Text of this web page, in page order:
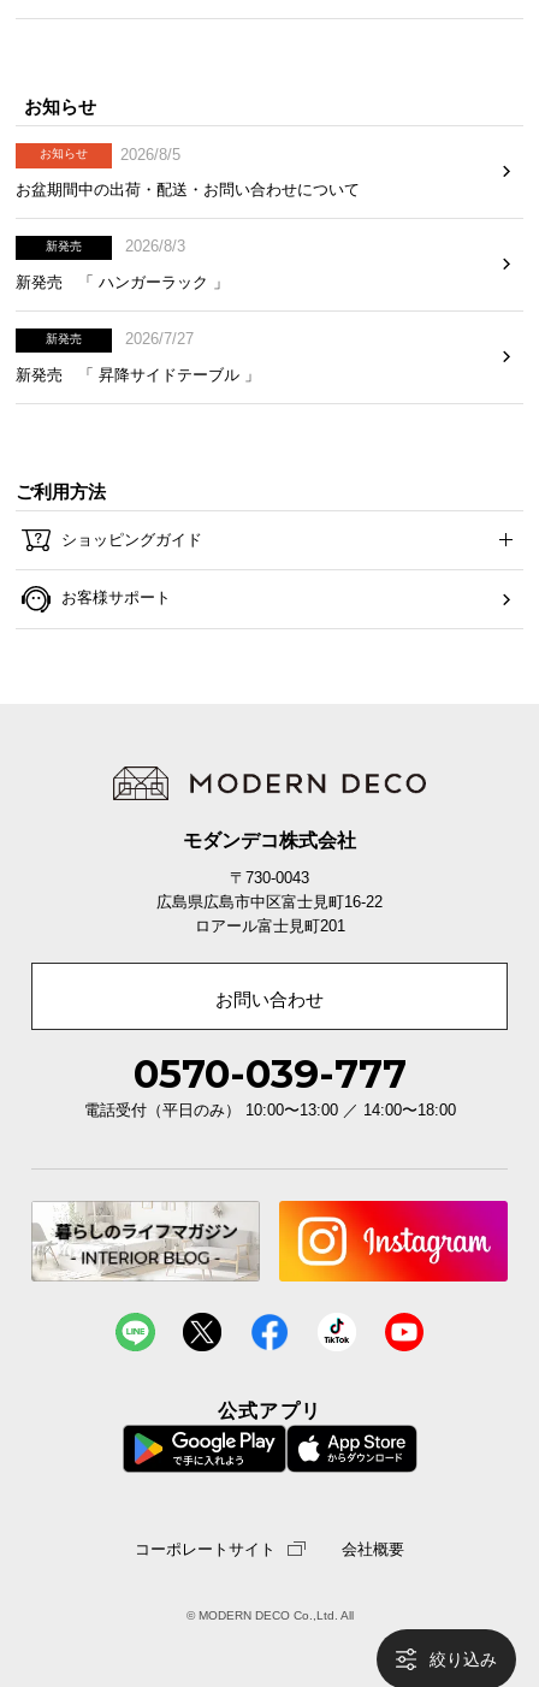
絞り込み
お知らせ
お知らせ
2026/8/5
お盆期間中の出荷・配送・お問い合わせについて
新発売
2026/8/3
新発売 「 ハンガーラック 」
新発売
2026/7/27
新発売 「 昇降サイドテーブル 」
ご利用方法
ショッピングガイド
お客様サポート
モダンデコ株式会社
〒730-0043
広島県広島市中区富士見町16-22
ロアール富士見町201
お問い合わせ
0570-039-777
電話受付（平日のみ） 10:00〜13:00 ／ 14:00〜18:00
公式アプリ
コーポレートサイト 会社概要
© MODERN DECO Co.,Ltd. All